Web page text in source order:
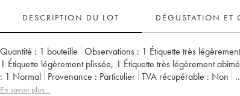
DESCRIPTION DU LOT DÉGUSTATION ET
Quantité : 1 bouteille Observations : 1 Étiquette très
1 Étiquette légèrement plissée, 1 Étiquette très légèrement
: 1 Normal Provenance : particulier TVA récupérable :
non
Région :
Vallée du Rhône
En savoir plus...